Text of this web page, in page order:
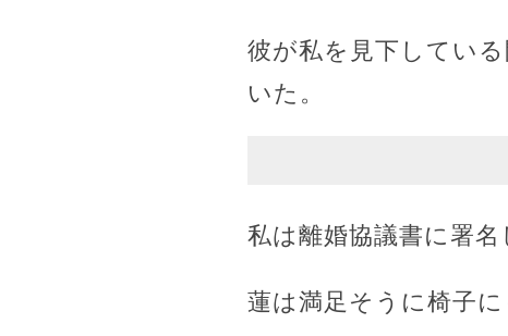
彼が私を見下してい
いた。
私は離婚協議書に署名
蓮は満足そうに椅子に